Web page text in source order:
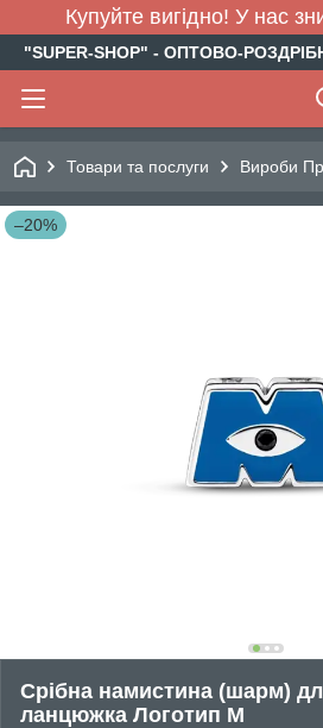
Купуйте вигідно! У нас
"SUPER-SHOP" - ОПТОВО-
Товари та послуги Вироби
–20%
Срібна намистина (шарм)
ланцюжка Логотип M